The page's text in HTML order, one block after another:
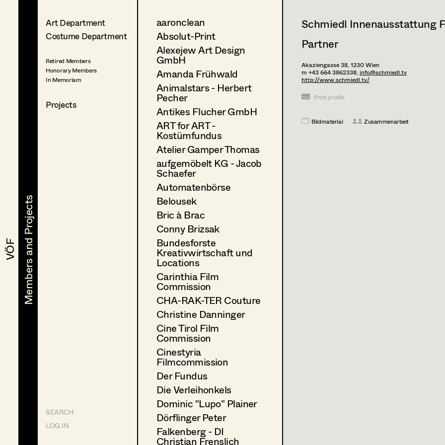
VÖF
VÖF Members and Projects
Members and Projects
Art Department
Costume Department
Retired Members
Honorary Members
In Memoriam
Projects
SEARCH
LOG IN
aaronclean
Absolut-Print
Alexejew Art Design
GmbH
Amanda Frühwald
Animalstars - Herbert
Pecher
Antikes Flucher GmbH
ART for ART -
Kostümfundus
Atelier Gamper Thomas
aufgemöbelt KG - Jacob
Schaefer
Automatenbörse
Belousek
Bric à Brac
Conny Brizsak
Bundesforste
Kreativwirtschaft und
Locations
Carinthia Film
Commission
CHA-RAK-TER Couture
Christine Danninger
Cine Tirol Film
Commission
Cinestyria
Filmcommission
Der Fundus
Die Verleihonkels
Dominic "Lupo" Plainer
Dörflinger Peter
Falkenberg - DI
Christian Frenslich
Schmiedl Innenausstattung
Partner
Akaziengasse 38,1230Wien
m +43 664 3862338, info@schmiedl.tv
http://www.schmiedl.tv/
Print profile
Bildmaterial Zusammenarbeit